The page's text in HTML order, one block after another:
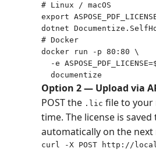
# Linux / macOS
export
dotnet
# Docker
docker run -p 80:80 \
-e
  documentize
Option 2 — Upload via
POST the .lic file to your
time. The license is
automatically on the next
curl -X POST http://